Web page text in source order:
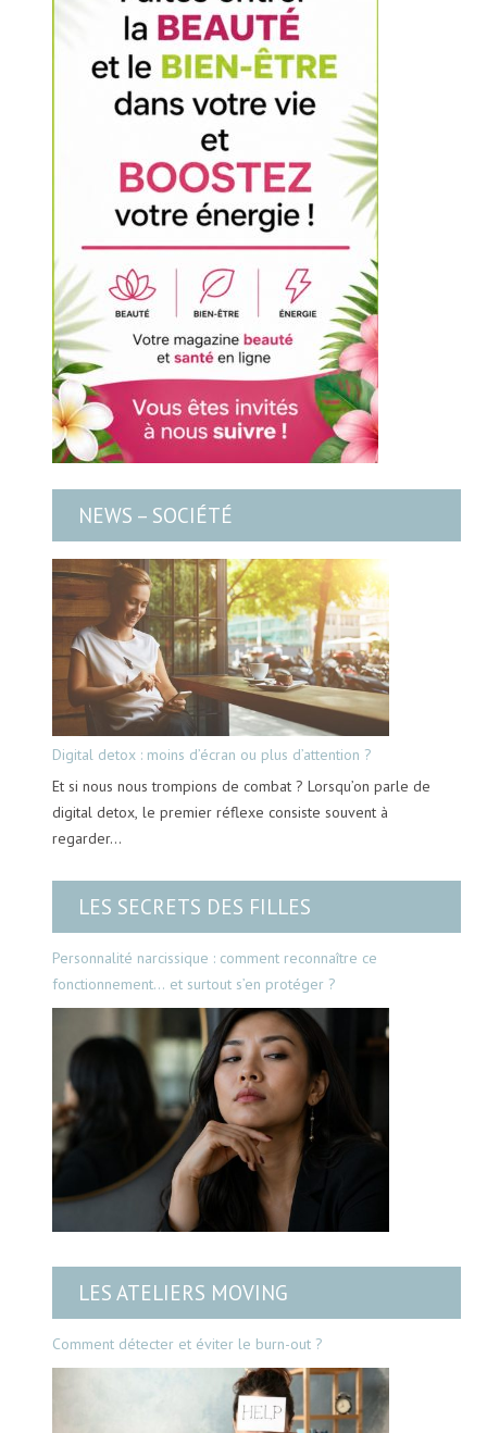
NEWS – SOCIÉTÉ
Digital detox : moins d’écran ou plus d’attention ?
Et si nous nous trompions de combat ? Lorsqu’on parle de
digital detox, le premier réflexe consiste souvent à
regarder…
LES SECRETS DES FILLES
Personnalité narcissique : comment reconnaître ce
fonctionnement… et surtout s’en protéger ?
LES ATELIERS MOVING
Comment détecter et éviter le burn-out ?